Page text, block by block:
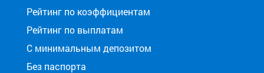
Рейтинг по коэффициентам
Рейтинг по выплатам
С минимальным депозитом
Без паспорта